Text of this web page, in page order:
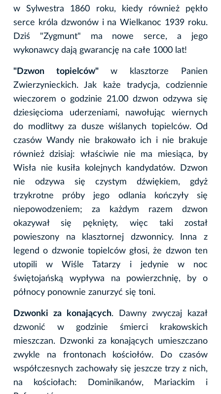
w Sylwestra 1860 roku, kiedy również pękło
serce króla dzwonów i na Wielkanoc 1939 roku.
Dziś "Zygmunt" ma nowe serce, a jego
wykonawcy dają gwarancję na całe 1000 lat!
"Dzwon topielców" w klasztorze Panien
Zwierzynieckich. Jak każe tradycja, codziennie
wieczorem o godzinie 21.00 dzwon odzywa się
dziesięcioma uderzeniami, nawołując wiernych
do modlitwy za dusze wiślanych topielców. Od
czasów Wandy nie brakowało ich i nie brakuje
również dzisiaj: właściwie nie ma miesiąca, by
Wisła nie kusiła kolejnych kandydatów. Dzwon
nie odzywa się czystym dźwiękiem, gdyż
trzykrotne próby jego odlania kończyły się
niepowodzeniem; za każdym razem dzwon
okazywał się pęknięty, więc taki został
powieszony na klasztornej dzwonnicy. Inna z
legend o dzwonie topielców głosi, że dzwon ten
utopili w Wiśle Tatarzy i jedynie w noc
świętojańską wypływa na powierzchnię, by o
północy ponownie zanurzyć się toni.
Dzwonki za konających. Dawny zwyczaj kazał
dzwonić w godzinie śmierci krakowskich
mieszczan. Dzwonki za konających umieszczano
zwykle na frontonach kościołów. Do czasów
współczesnych zachowały się jeszcze trzy z nich,
na kościołach: Dominikanów, Mariackim i